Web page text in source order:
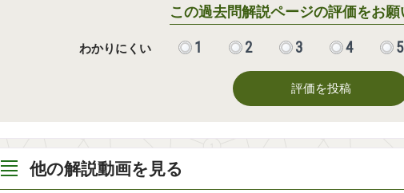
この過去問解説ページの評価をお願
わかりにくい 1 2 3 4 5
評価を投稿
他の解説動画を見る